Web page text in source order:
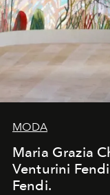
MODA
Maria Grazia
Venturini
Fendi.